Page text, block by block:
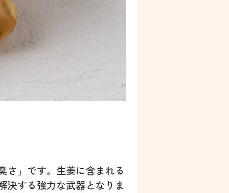
さ」です。生姜に含まれる
決する強力な武器となりま